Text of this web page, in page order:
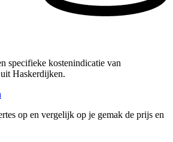
specifieke kostenindicatie van
Haskerdijken.
op en vergelijk op je gemak de prijs en